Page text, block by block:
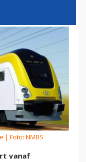
| Foto: NMBS
vanaf